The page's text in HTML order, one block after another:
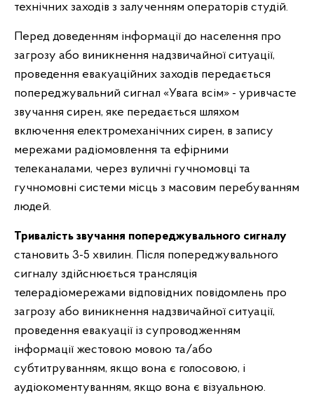
технічних заходів з залученням операторів студій.
Перед доведенням інформації до населення про
загрозу або виникнення надзвичайної ситуації,
проведення евакуаційних заходів передається
попереджувальний сигнал «Увага всім» - уривчасте
звучання сирен, яке передається шляхом
включення електромеханічних сирен, в запису
мережами радіомовлення та ефірними
телеканалами, через вуличні гучномовці та
гучномовні системи місць з масовим перебуванням
людей.
Тривалість звучання попереджувального сигналу
становить 3-5 хвилин. Після попереджувального
сигналу здійснюється трансляція
телерадіомережами відповідних повідомлень про
загрозу або виникнення надзвичайної ситуації,
проведення евакуації із супроводженням
інформації жестовою мовою та/або
субтитруванням, якщо вона є голосовою, і
аудіокоментуванням, якщо вона є візуальною.